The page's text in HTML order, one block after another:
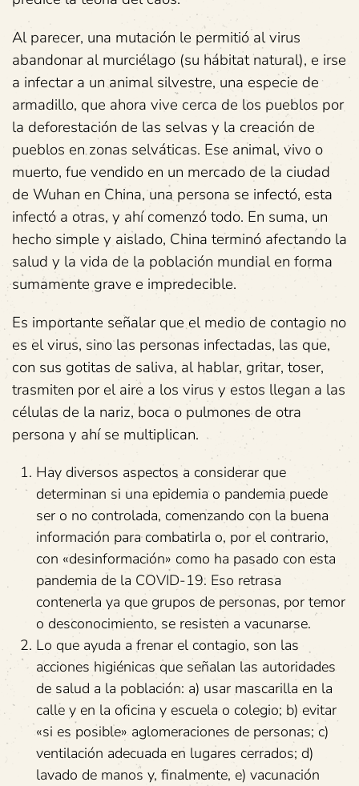
Al parecer, una mutación le permitió al virus
abandonar al murciélago (su hábitat natural), e irse
a infectar a un animal silvestre, una especie de
armadillo, que ahora vive cerca de los pueblos por
la deforestación de las selvas y la creación de
pueblos en zonas selváticas. Ese animal, vivo o
muerto, fue vendido en un mercado de la ciudad
de Wuhan en China, una persona se infectó, esta
infectó a otras, y ahí comenzó todo. En suma, un
hecho simple y aislado, China terminó afectando la
salud y la vida de la población mundial en forma
sumamente grave e impredecible.
Es importante señalar que el medio de contagio no
es el virus, sino las personas infectadas, las que,
con sus gotitas de saliva, al hablar, gritar, toser,
trasmiten por el aire a los virus y estos llegan a las
células de la nariz, boca o pulmones de otra
persona y ahí se multiplican.
Hay diversos aspectos a considerar que
determinan si una epidemia o pandemia puede
ser o no controlada, comenzando con la buena
información para combatirla o, por el contrario,
con «desinformación» como ha pasado con esta
pandemia de la COVID-19. Eso retrasa
contenerla ya que grupos de personas, por temor
o desconocimiento, se resisten a vacunarse.
Lo que ayuda a frenar el contagio, son las
acciones higiénicas que señalan las autoridades
de salud a la población: a) usar mascarilla en la
calle y en la oficina y escuela o colegio; b) evitar
«si es posible» aglomeraciones de personas; c)
ventilación adecuada en lugares cerrados; d)
lavado de manos y, finalmente, e) vacunación